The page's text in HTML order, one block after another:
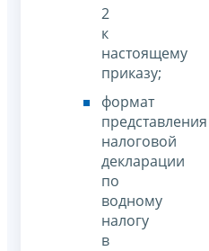
2
к
настоящему
приказу;
формат
представления
налоговой
декларации
по
водному
налогу
в